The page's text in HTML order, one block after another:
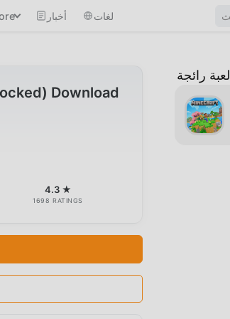
أخبار لغات
Download
4.3 ★
1698 RATINGS
لعبة رائجة